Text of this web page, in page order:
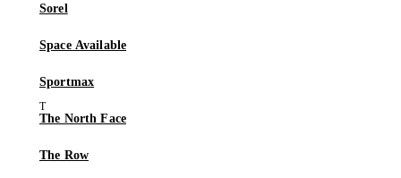
Sorel
Space Available
Sportmax
The North Face
The Row